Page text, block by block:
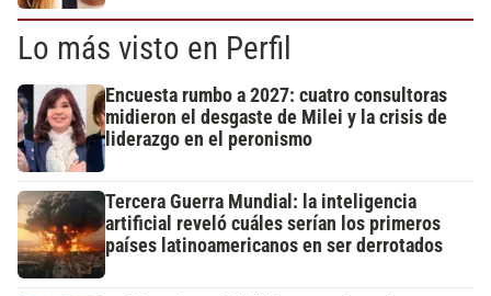
Lo más visto en Perfil
Encuesta rumbo a 2027: cuatro consultoras
midieron el desgaste de Milei y la crisis de
liderazgo en el peronismo
Tercera Guerra Mundial: la inteligencia
artificial reveló cuáles serían los primeros
países latinoamericanos en ser derrotados